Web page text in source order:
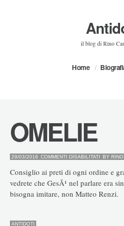
il blog di Rino
Home
OMELIE
29/03/2016 COMMENTI DISABILITATI SU
BY
Consiglio ai preti di ogni ordine e
vedrete che GesÃ¹ nel parlare era
bisogna imitare, non Matteo Renzi.
ANTIDOTI